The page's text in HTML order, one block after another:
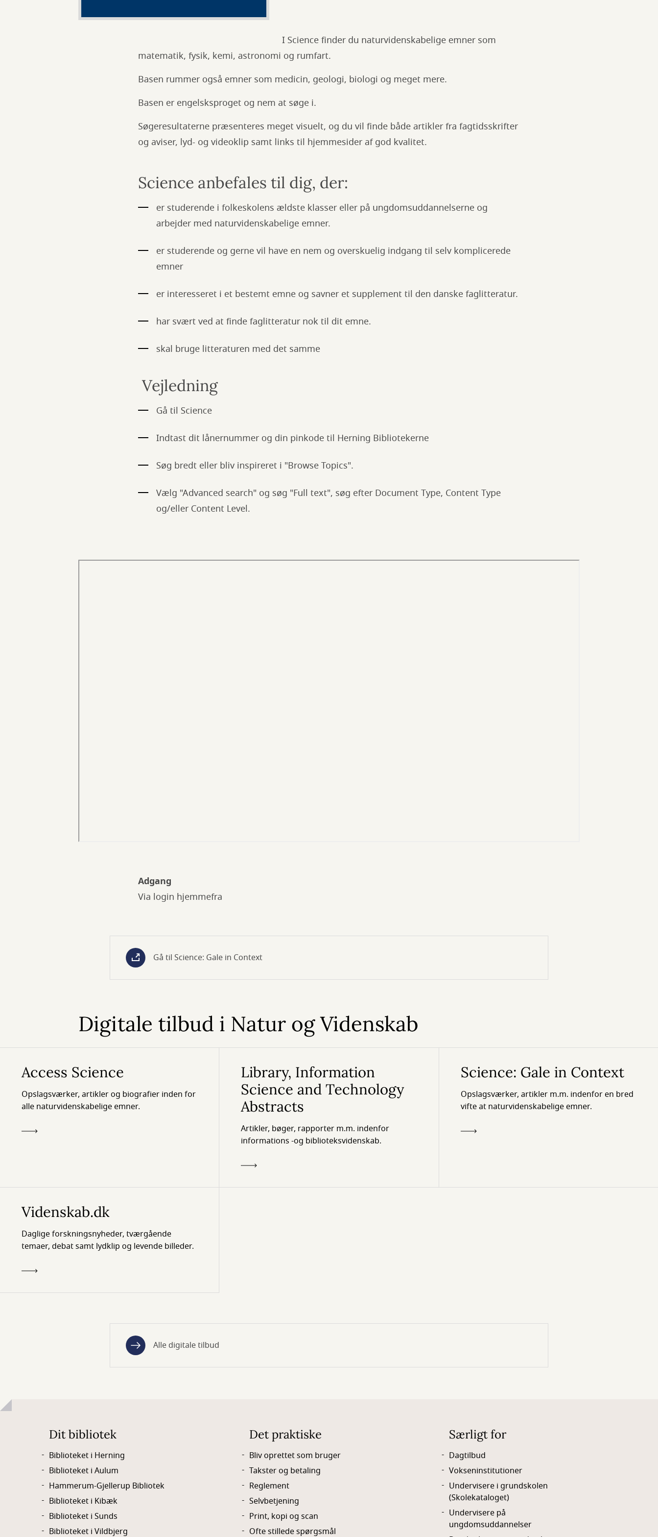
I Science finder du naturvidenskabelige emner som
matematik, fysik, kemi, astronomi og rumfart.
Basen rummer også emner som medicin, geologi, biologi og meget mere.
Basen er engelsksproget og nem at søge i.
Søgeresultaterne præsenteres meget visuelt, og du vil finde både artikler fra fagtidsskrifter
og aviser, lyd- og videoklip samt links til hjemmesider af god kvalitet.
Science anbefales til dig, der:
er studerende i folkeskolens ældste klasser eller på ungdomsuddannelserne og
arbejder med naturvidenskabelige emner.
er studerende og gerne vil have en nem og overskuelig indgang til selv komplicerede
emner
er interesseret i et bestemt emne og savner et supplement til den danske faglitteratur.
har svært ved at finde faglitteratur nok til dit emne.
skal bruge litteraturen med det samme
Vejledning
Gå til Science
Indtast dit lånernummer og din pinkode til Herning Bibliotekerne
Søg bredt eller bliv inspireret i "Browse Topics".
Vælg "Advanced search" og søg "Full text", søg efter Document Type, Content Type
og/eller Content Level.
Adgang
Via login hjemmefra
Gå til Science: Gale in Context
Digitale tilbud i Natur og Videnskab
Access Science
Opslagsværker, artikler og biografier inden for
alle naturvidenskabelige emner.
Library, Information
Science and Technology
Abstracts
Artikler, bøger, rapporter m.m. indenfor
informations -og biblioteksvidenskab.
Science: Gale in Context
Opslagsværker, artikler m.m. indenfor en bred
vifte at naturvidenskabelige emner.
Videnskab.dk
Daglige forskningsnyheder, tværgående
temaer, debat samt lydklip og levende billeder.
Alle digitale tilbud
Dit bibliotek
Biblioteket i Herning
Biblioteket i Aulum
Hammerum-Gjellerup Bibliotek
Biblioteket i Kibæk
Biblioteket i Sunds
Biblioteket i Vildbjerg
Det praktiske
Bliv oprettet som bruger
Takster og betaling
Reglement
Selvbetjening
Print, kopi og scan
Ofte stillede spørgsmål
Særligt for
Dagtilbud
Vokseninstitutioner
Undervisere i grundskolen
(Skolekataloget)
Undervisere på
ungdomsuddannelser